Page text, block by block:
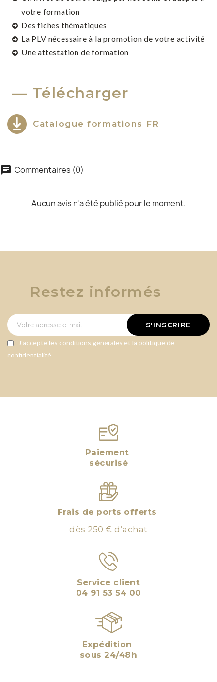
Connexion
votre formation
Des fiches thématiques
La PLV nécessaire à la promotion de votre activité
Une attestation de formation
Télécharger
Catalogue formations FR
chat Commentaires (0)
Aucun avis n'a été publié pour le moment.
Restez informés
S'INSCRIRE
J'accepte les conditions générales et la politique de
confidentialité
Paiement
sécurisé
Frais de ports offerts
dès 250 € d’achat
Service client
04 91 53 54 00
Expédition
sous 24/48h